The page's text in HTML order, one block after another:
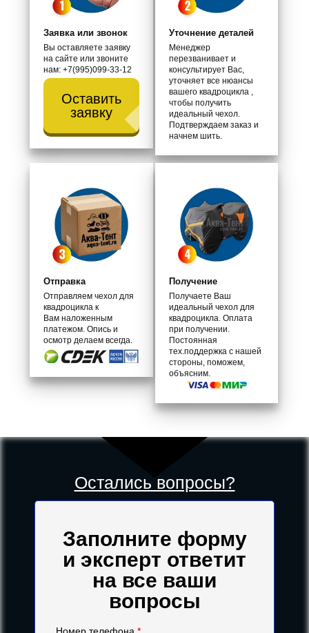
Заявка или звонок
Вы оставляете заявку
на сайте или звоните
нам: +7(995)099-33-12
Оставить
заявку
Уточнение деталей
Менеджер
перезванивает и
консультирует Вас,
уточняет все нюансы
вашего квадроцикла ,
чтобы получить
идеальный чехол.
Подтверждаем заказ и
начнем шить.
Отправка
Отправляем чехол для
квадроцикла к
Вам наложенным
платежом. Опись и
осмотр делаем всегда.
Получение
Получаете Ваш
идеальный чехол для
квадроцикла. Оплата
при получении.
Постоянная
тех.поддержка с нашей
стороны, поможем,
объясним.
Остались вопросы?
Заполните форму
и эксперт ответит
на все ваши
вопросы